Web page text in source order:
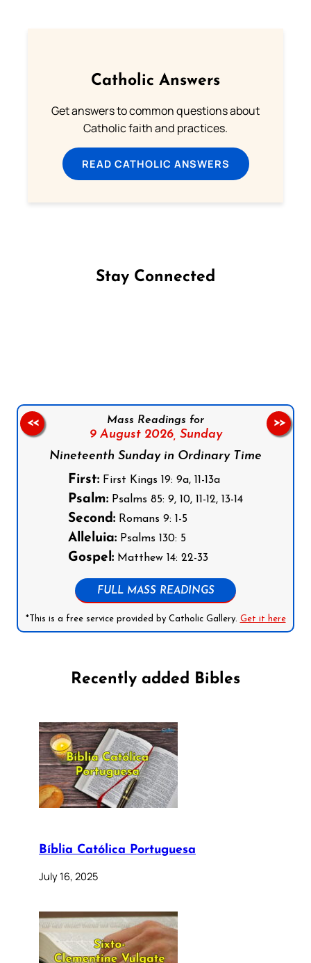
Catholic Answers
Get answers to common questions about
Catholic faith and practices.
READ CATHOLIC ANSWERS
Stay Connected
Mass Readings for
9 August 2026, Sunday
Nineteenth Sunday in Ordinary Time
First: First Kings 19: 9a, 11-13a
Psalm: Psalms 85: 9, 10, 11-12, 13-14
Second: Romans 9: 1-5
Alleluia: Psalms 130: 5
Gospel: Matthew 14: 22-33
FULL MASS READINGS
*This is a free service provided by Catholic Gallery. Get it here
<< >>
Recently added Bibles
Bíblia Católica Portuguesa
July 16, 2025